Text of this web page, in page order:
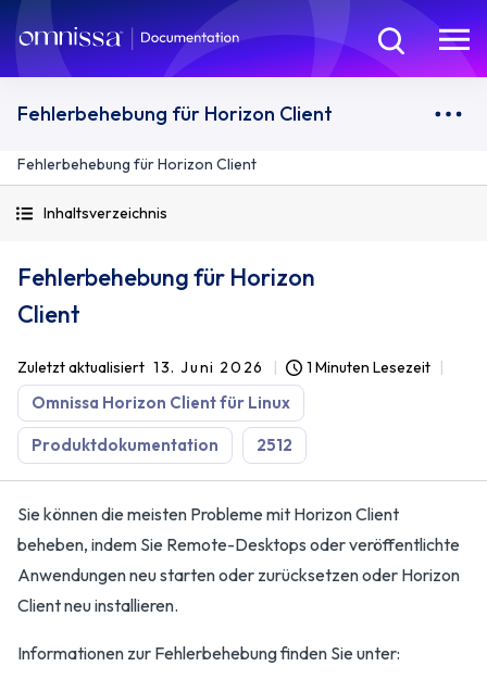
Fehlerbehebung für Horizon Client
Fehlerbehebung für Horizon Client
Inhaltsverzeichnis
Fehlerbehebung für Horizon
Client
Zuletzt aktualisiert 13. Juni 2026 1 Minuten Lesezeit
Omnissa Horizon Client für Linux
Produktdokumentation 2512
Sie können die meisten Probleme mit Horizon Client
beheben, indem Sie Remote-Desktops oder veröffentlichte
Anwendungen neu starten oder zurücksetzen oder Horizon
Client neu installieren.
Informationen zur Fehlerbehebung finden Sie unter: